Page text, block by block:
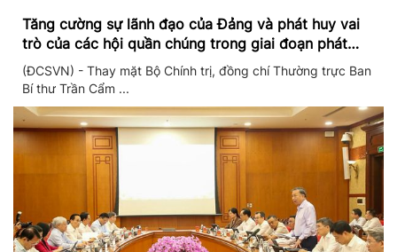
Tăng cường sự lãnh đạo của Đảng và phát huy vai
trò của các hội quần chúng trong giai đoạn phát
triển mới
(ĐCSVN) - Thay mặt Bộ Chính trị, đồng chí Thường trực Ban
Bí thư Trần Cẩm ...